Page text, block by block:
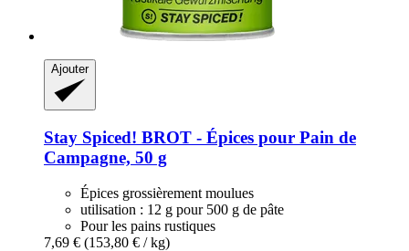
Ajouter
Stay Spiced! BROT -​ Épices pour Pain de
Campagne, 50 g
Épices grossièrement moulues
utilisation : 12 g pour 500 g de pâte
Pour les pains rustiques
7,69 € (153,80 € / kg)